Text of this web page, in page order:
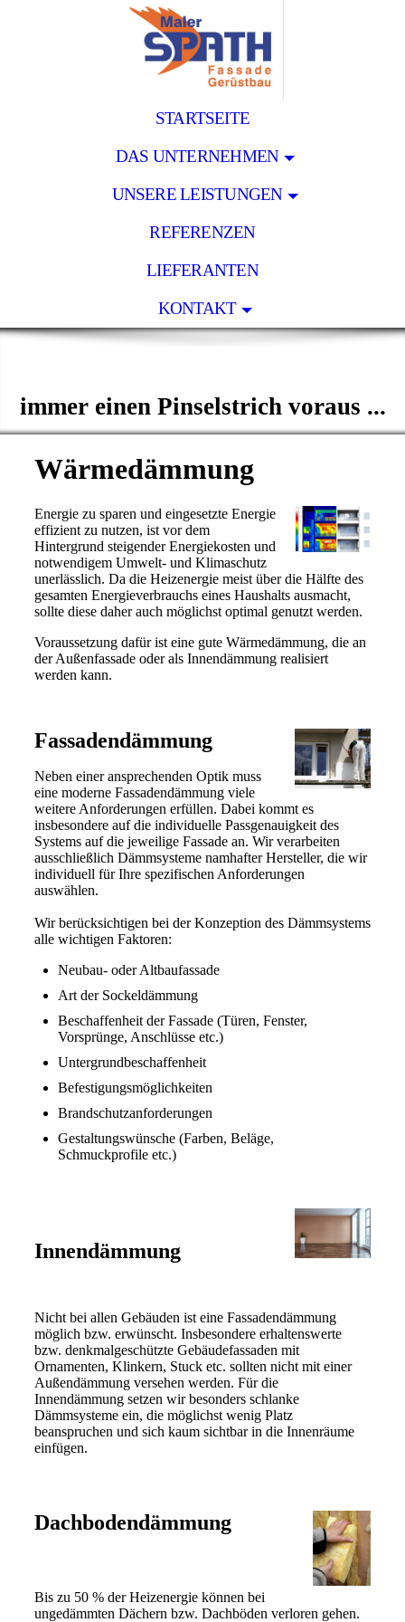
STARTSEITE
DAS UNTERNEHMEN
UNSERE LEISTUNGEN
REFERENZEN
LIEFERANTEN
KONTAKT
immer einen Pinselstrich voraus ...
Wärmedämmung
Energie zu sparen und eingesetzte Energie
effizient zu nutzen, ist vor dem
Hintergrund steigender Energiekosten und
notwendigem Umwelt- und Klimaschutz
unerlässlich. Da die Heizenergie meist über die Hälfte des
gesamten Energieverbrauchs eines Haushalts ausmacht,
sollte diese daher auch möglichst optimal genutzt werden.
Voraussetzung dafür ist eine gute Wärmedämmung, die an
der Außenfassade oder als Innendämmung realisiert
werden kann.
Fassadendämmung
Neben einer ansprechenden Optik muss
eine moderne Fassadendämmung viele
weitere Anforderungen erfüllen. Dabei kommt es
insbesondere auf die individuelle Passgenauigkeit des
Systems auf die jeweilige Fassade an. Wir verarbeiten
ausschließlich Dämmsysteme namhafter Hersteller, die wir
individuell für Ihre spezifischen Anforderungen
auswählen.
Wir berücksichtigen bei der Konzeption des Dämmsystems
alle wichtigen Faktoren:
Neubau- oder Altbaufassade
Art der Sockeldämmung
Beschaffenheit der Fassade (Türen, Fenster,
Vorsprünge, Anschlüsse etc.)
Untergrundbeschaffenheit
Befestigungsmöglichkeiten
Brandschutzanforderungen
Gestaltungswünsche (Farben, Beläge,
Schmuckprofile etc.)
Innendämmung
Nicht bei allen Gebäuden ist eine Fassadendämmung
möglich bzw. erwünscht. Insbesondere erhaltenswerte
bzw. denkmalgeschützte Gebäudefassaden mit
Ornamenten, Klinkern, Stuck etc. sollten nicht mit einer
Außendämmung versehen werden. Für die
Innendämmung setzen wir besonders schlanke
Dämmsysteme ein, die möglichst wenig Platz
beanspruchen und sich kaum sichtbar in die Innenräume
einfügen.
Dachbodendämmung
Bis zu 50 % der Heizenergie können bei
ungedämmten Dächern bzw. Dachböden verloren gehen.